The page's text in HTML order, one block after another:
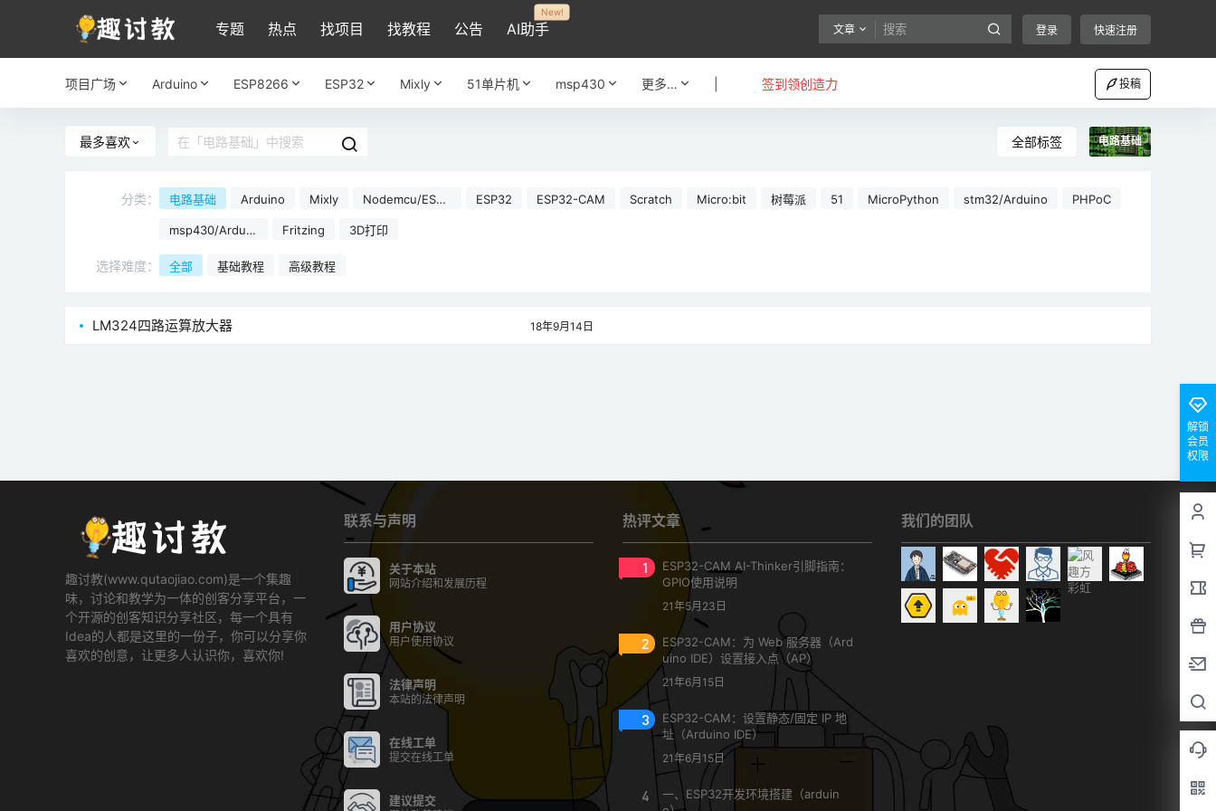
专题 热点 找项目 找教程 公告 AI助手
New!
文章 登录 快速注册
项目广场 Arduino ESP8266 ESP32 Mixly 51单片机 msp430 更多… 签到领创造力 投稿
最多喜欢 全部标签 电路基础
分类： 电路基础 Arduino Mixly
Nodemcu/ESP8
ESP32 ESP32-CAM Scratch Micro:bit 树莓派 51 MicroPython stm32/Arduino PHPoC
msp430/Arduin
o
Fritzing 3D打印
选择难度： 全部 基础教程 高级教程
LM324四路运算放大器 18年9月14日
解锁
会员
权限
趣讨教(www.qutaojiao.com)是一个集趣
味，讨论和教学为一体的创客分享平台，一
个开源的创客知识分享社区，每一个具有
Idea的人都是这里的一份子，你可以分享你
喜欢的创意，让更多人认识你，喜欢你!
联系与声明
关于本站
网站介绍和发展历程
用户协议
用户使用协议
法律声明
本站的法律声明
在线工单
提交在线工单
建议提交
热评文章
1
ESP32-CAM AI-Thinker引脚指南：
GPIO使用说明
21年5月23日
2
ESP32-CAM：为 Web 服务器（Ard
uino IDE）设置接入点（AP）
21年6月15日
3
ESP32-CAM：设置静态/固定 IP 地
址（Arduino IDE）
21年6月15日
4
一、ESP32开发环境搭建（arduin
我们的团队